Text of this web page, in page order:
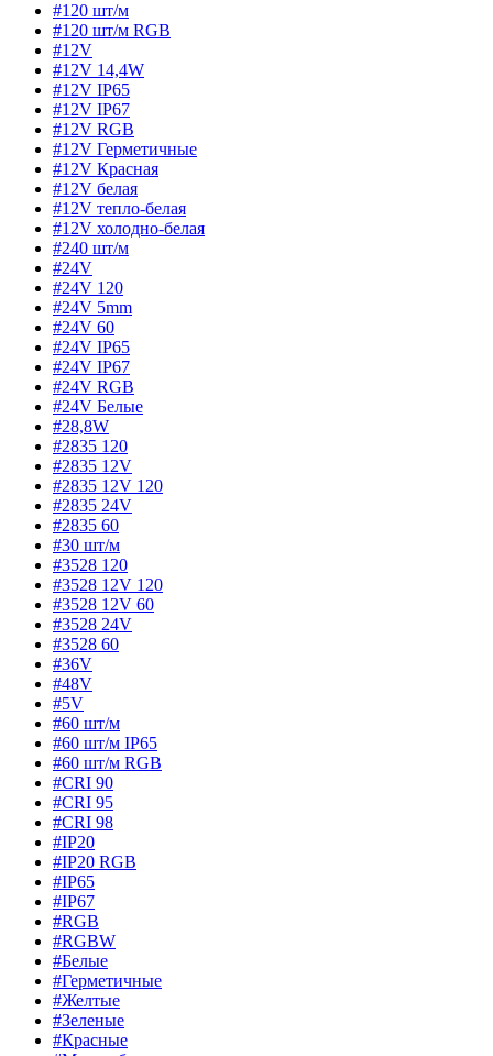
#120 шт/м
#120 шт/м RGB
#12V
#12V 14,4W
#12V IP65
#12V IP67
#12V RGB
#12V Герметичные
#12V Красная
#12V белая
#12V тепло-белая
#12V холодно-белая
#240 шт/м
#24V
#24V 120
#24V 5mm
#24V 60
#24V IP65
#24V IP67
#24V RGB
#24V Белые
#28,8W
#2835 120
#2835 12V
#2835 12V 120
#2835 24V
#2835 60
#30 шт/м
#3528 120
#3528 12V 120
#3528 12V 60
#3528 24V
#3528 60
#36V
#48V
#5V
#60 шт/м
#60 шт/м IP65
#60 шт/м RGB
#CRI 90
#CRI 95
#CRI 98
#IP20
#IP20 RGB
#IP65
#IP67
#RGB
#RGBW
#Белые
#Герметичные
#Желтые
#Зеленые
#Красные